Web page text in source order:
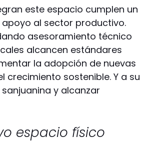
este espacio cumplen un
al sector productivo.
asesoramiento técnico
alcancen estándares
la adopción de nuevas
sostenible. Y a su
y alcanzar
espacio físico